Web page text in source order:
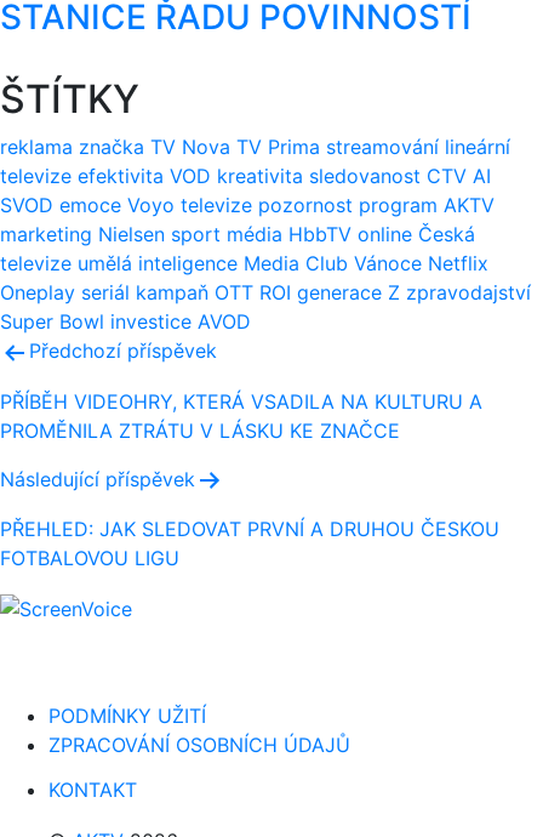
STANICE ŘADU POVINNOSTÍ
ŠTÍTKY
reklama značka TV Nova TV Prima streamování lineární
televize efektivita VOD kreativita sledovanost CTV AI
SVOD emoce Voyo televize pozornost program AKTV
marketing Nielsen sport média HbbTV online Česká
televize umělá inteligence Media Club Vánoce Netflix
Oneplay seriál kampaň OTT ROI generace Z zpravodajství
Super Bowl investice AVOD
Navigace
pro
příspěvek
Předchozí příspěvek
PŘÍBĚH VIDEOHRY, KTERÁ VSADILA NA KULTURU A
PROMĚNILA ZTRÁTU V LÁSKU KE ZNAČCE
Následující příspěvek
PŘEHLED: JAK SLEDOVAT PRVNÍ A DRUHOU ČESKOU
FOTBALOVOU LIGU
PODMÍNKY UŽITÍ
ZPRACOVÁNÍ OSOBNÍCH ÚDAJŮ
KONTAKT